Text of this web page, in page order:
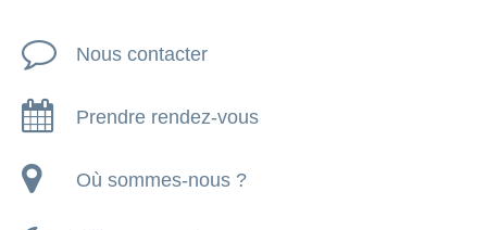
Nous contacter
Prendre rendez-vous
Où sommes-nous ?